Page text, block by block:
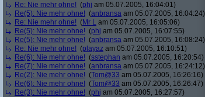
Re: Nie mehr ohne! (phj am 05.07.2005, 16:04:01)
Re(5): Nie mehr ohne! (anbransa am 05.07.2005, 16:04:24)
Re: Nie mehr ohne! (Mr L am 05.07.2005, 16:05:06)
Re(5): Nie mehr ohne! (phj am 05.07.2005, 16:07:55)
Re(5): Nie mehr ohne! (anbransa am 05.07.2005, 16:08:24)
Re: Nie mehr ohne! (playaz am 05.07.2005, 16:10:51)
Re(6): Nie mehr ohne! (sstephan am 05.07.2005, 16:20:54)
Re(7): Nie mehr ohne! (anbransa am 05.07.2005, 16:24:12)
Re(2): Nie mehr ohne! (Tom@33 am 05.07.2005, 16:26:16)
Re(6): Nie mehr ohne! (Tom@33 am 05.07.2005, 16:26:47)
Re(3): Nie mehr ohne! (phj am 05.07.2005, 16:27:57)